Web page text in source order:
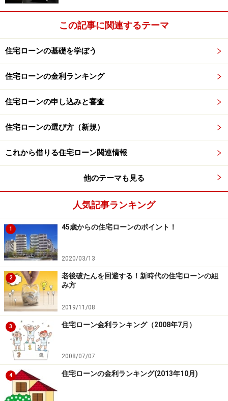
1/2
この記事に関連するテーマ
住宅ローンの基礎を学ぼう
住宅ローンの金利ランキング
住宅ローンの申し込みと審査
住宅ローンの選び方（新規）
これから借りる住宅ローン関連情報
他のテーマも見る
人気記事ランキング
1 45歳からの住宅ローンのポイント！
2020/03/13
2
老後破たんを回避する！新時代の住宅ローンの組
み方
2019/11/08
3 住宅ローン金利ランキング（2008年7月）
2008/07/07
4 住宅ローンの金利ランキング(2013年10月)